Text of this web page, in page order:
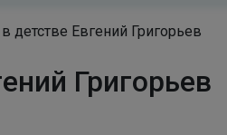
детстве Евгений Григорьев
Григорьев